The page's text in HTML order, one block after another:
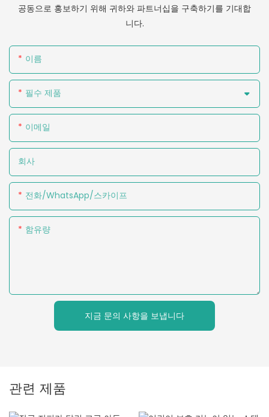
공동으로 홍보하기 위해 귀하와 파트너십을 구축하기를 기대합
니다.
이름
필수 제품
이메일
회사
전화/WhatsApp/스카이프
함유량
지금 문의 사항을 보냅니다
관련 제품